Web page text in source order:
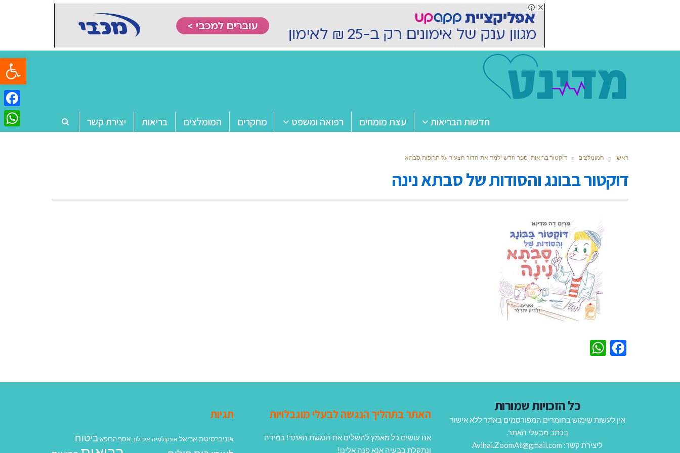
פתח
חדשות הבריאות עצת מומחים רפואה ומשפט מחקרים המומלצים בריאות יצירת קשר
ראשי » המומלצים » דוקטור בריאות: ספר חדש ילמד את הדור הצעיר על תרופות סבתא
דוקטור בבונג והסודות של סבתא נינה
Facebook
כל הזכויות שמורות
אין לעשות שימוש בחומרים המפורסמים באתר ללא אישור
בכתב מבעלי האתר.
ליצירת קשר: Avihai.ZoomAt@gmail.com
האתר בתהליך הנגשה לבעלי מוגבלויות
אנו עושים כל מאמץ להשלים את הנגשת האתר! במידה
ונתקלת בבעיה אנא פנה אלינו!
תגיות
אוניברסיטת אריאל אונקולוגיה איכילוב אסף הרופא ביטוח